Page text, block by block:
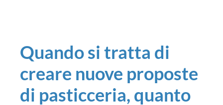
Quando si tratta di
creare nuove proposte
di pasticceria, quanto